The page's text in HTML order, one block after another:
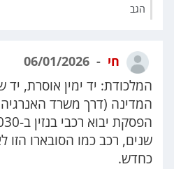
הגב
חי
המלכודת: יד ימין אוסרת, יד
המדינה (דרך משרד
שנים, רכב כמו הסובארו הזו
כחדש.